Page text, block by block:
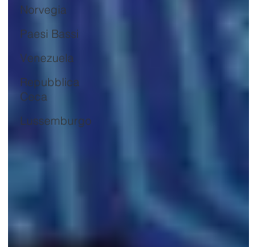
Norvegia
Paesi Bassi
Venezuela
Repubblica
Ceca
Lussemburgo